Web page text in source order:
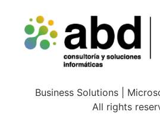
Business Solutions |
All rights